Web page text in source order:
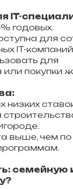
IT-
годовых.
для
IT-
для
или покупки
низких
выше, чем по
семейную